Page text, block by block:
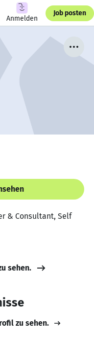
Anmelden
Job posten
& Consultant, Self
sehen.
zu sehen.